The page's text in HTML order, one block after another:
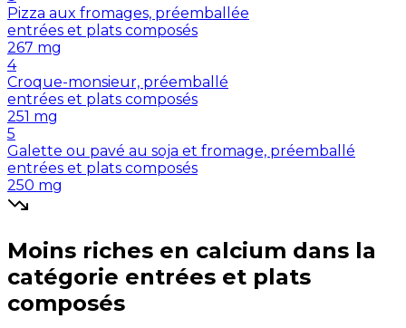
Pizza aux fromages, préemballée
entrées et plats composés
267 mg
4
Croque-monsieur, préemballé
entrées et plats composés
251 mg
5
Galette ou pavé au soja et fromage, préemballé
entrées et plats composés
250 mg
Moins riches en calcium dans la
catégorie entrées et plats
composés